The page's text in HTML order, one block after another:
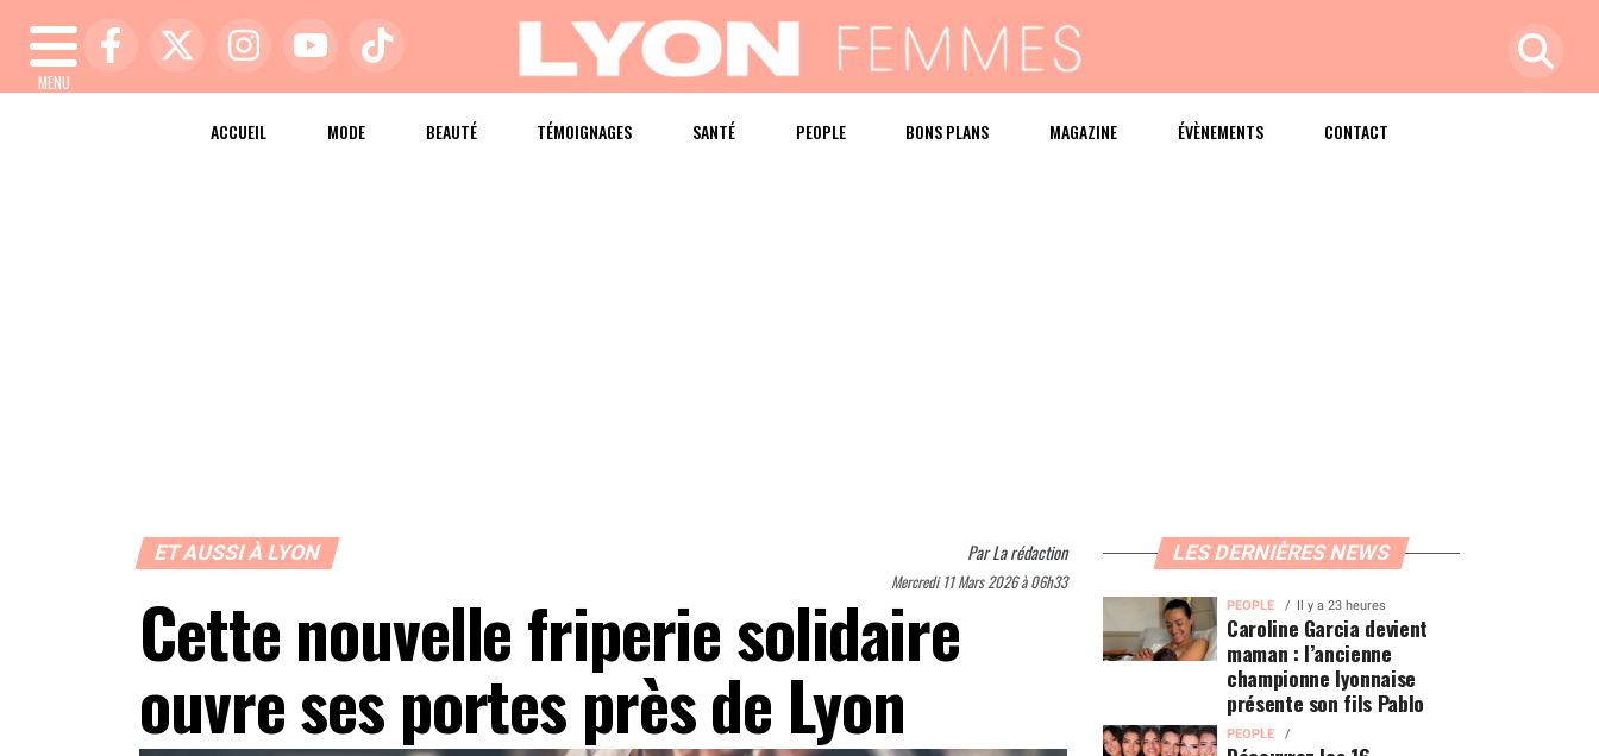
MENU
ACCUEIL MODE BEAUTÉ TÉMOIGNAGES SANTÉ PEOPLE BONS PLANS MAGAZINE ÉVÈNEMENTS CONTACT
ET AUSSI À LYON ParLa rédaction
Mercredi 11 Mars 2026 à 06h33
Cette nouvelle friperie solidaire
ouvre ses portes près de Lyon
LES DERNIÈRES NEWS
PEOPLE Il y a 23 heures
Caroline Garcia devient
maman : l’ancienne
championne lyonnaise
présente son fils Pablo
PEOPLE